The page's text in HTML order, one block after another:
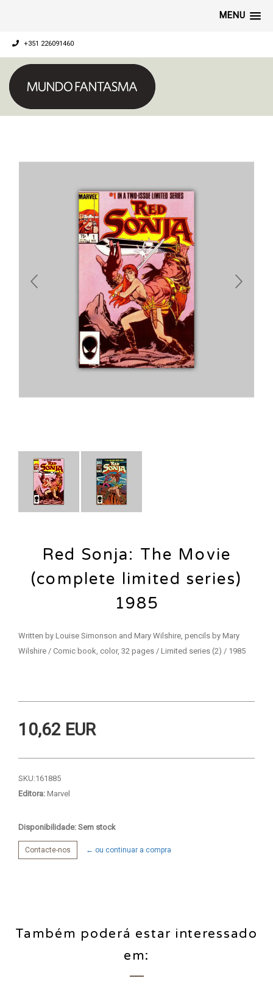
MENU
+351 226091460
Red Sonja: The Movie
(complete limited series)
1985
Written by Louise Simonson and Mary Wilshire, pencils by Mary
Wilshire / Comic book, color, 32 pages / Limited series (2) / 1985
10,62 EUR
SKU:161885
Editora: Marvel
Disponibilidade: Sem stock
Contacte-nos ← ou continuar a compra
Também poderá estar interessado
em: